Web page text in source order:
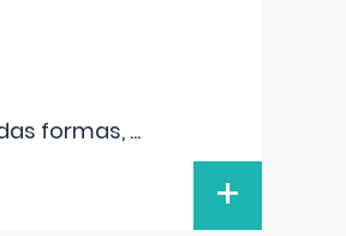
formas, ...
+